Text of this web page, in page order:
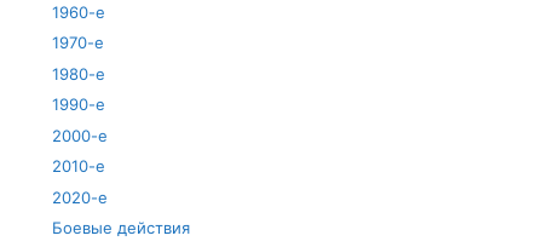
1960-е
1970-е
1980-е
1990-е
2000-е
2010-е
2020-е
Боевые действия